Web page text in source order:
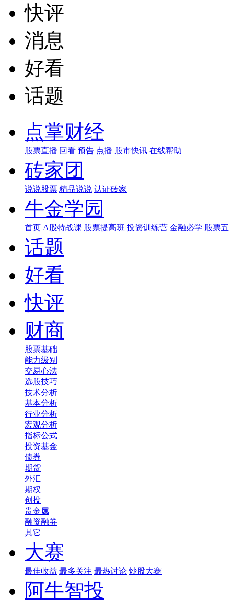
快评
消息
好看
话题
点掌财经
股票直播 回看 预告 点播 股市快讯 在线帮助
砖家团
说说股票 精品说说 认证砖家
牛金学园
首页 A股特战课 股票提高班 投资训练营 金融必学 股票
话题
好看
快评
财商
股票基础
能力级别
交易心法
选股技巧
技术分析
基本分析
行业分析
宏观分析
指标公式
投资基金
债券
期货
外汇
期权
创投
贵金属
融资融券
其它
大赛
最佳收益 最多关注 最热讨论 炒股大赛
阿牛智投